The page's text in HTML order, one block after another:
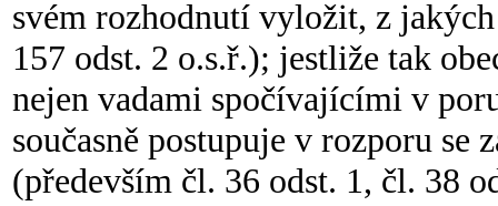
svém rozhodnutí vyložit, z
157 odst. 2 o.s.ř.); jestliže tak
nejen vadami spočívajícími v
současně postupuje v rozporu se
(především čl. 36 odst. 1, čl. 38